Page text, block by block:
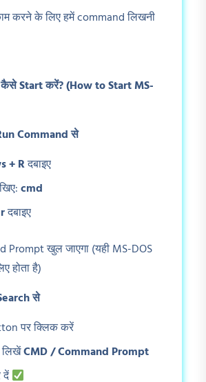
करने के लिए हमें command लिखनी
कैसे Startकरें? (How to Start MS-
Commandसे
+ Rदबाइए
cmd
दबाइए
Prompt खुल जाएगा (यही MS-DOS
होता है)
से
पर क्लिक करें
लिखेंCMD / Command Prompt
दें